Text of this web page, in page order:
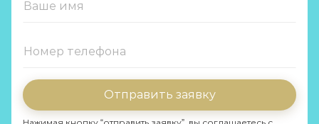
Отправить заявку